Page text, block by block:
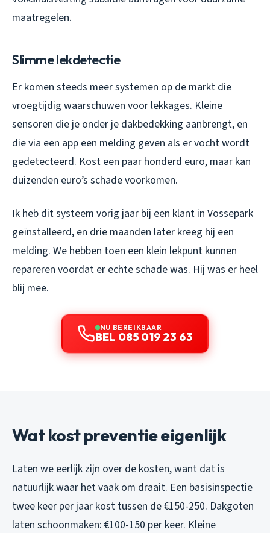
maatregelen.
Slimme lekdetectie
Er komen steeds meer systemen op de markt die
vroegtijdig waarschuwen voor lekkages. Kleine
sensoren die je onder je dakbedekking aanbrengt, en
die via een app een melding geven als er vocht wordt
gedetecteerd. Kost een paar honderd euro, maar kan
duizenden euro’s schade voorkomen.
Ik heb dit systeem vorig jaar bij een klant in Vossepark
geïnstalleerd, en drie maanden later kreeg hij een
melding. We hebben toen een klein lekpunt kunnen
repareren voordat er echte schade was. Hij was er heel
blij mee.
NU BEREIKBAAR
BEL 085 019 23 63
Wat kost preventie eigenlijk
Laten we eerlijk zijn over de kosten, want dat is
natuurlijk waar het vaak om draait. Een basisinspectie
twee keer per jaar kost tussen de €150-250. Dakgoten
laten schoonmaken: €100-150 per keer. Kleine